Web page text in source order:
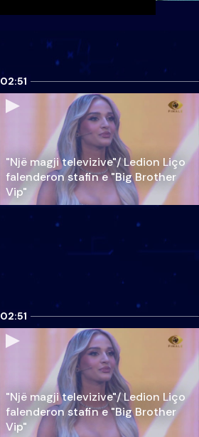
02:51
"Një magji televizive"/ Ledion Liço
falenderon stafin e "Big Brother
Vip"
02:51
"Një magji televizive"/ Ledion Liço
falenderon stafin e "Big Brother
Vip"